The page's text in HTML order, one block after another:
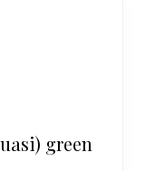
green